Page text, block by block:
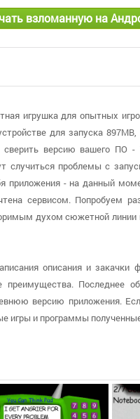
взломанную на
игрушка для опытных
для запуска
сверить версию вашего
случиться проблемы с
приложения - на данный
сервисом. Попробуем
духом сюжетной
описания и закачки
преимущества.
версию приложения.
игры и программы